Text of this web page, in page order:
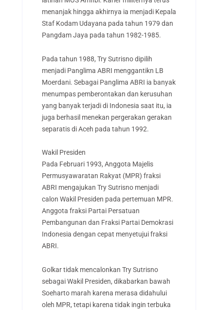
menanjak hingga akhirnya ia menjadi Kepala
Staf Kodam Udayana pada tahun 1979 dan
Pangdam Jaya pada tahun 1982-1985.
Pada tahun 1988, Try Sutrisno dipilih
menjadi Panglima ABRI menggantikn LB
Moerdani. Sebagai Panglima ABRI ia banyak
menumpas pemberontakan dan kerusuhan
yang banyak terjadi di Indonesia saat itu, ia
juga berhasil menekan pergerakan gerakan
separatis di Aceh pada tahun 1992.
Wakil Presiden
Pada Februari 1993, Anggota Majelis
Permusyawaratan Rakyat (MPR) fraksi
ABRI mengajukan Try Sutrisno menjadi
calon Wakil Presiden pada pertemuan MPR.
Anggota fraksi Partai Persatuan
Pembangunan dan Fraksi Partai Demokrasi
Indonesia dengan cepat menyetujui fraksi
ABRI.
Golkar tidak mencalonkan Try Sutrisno
sebagai Wakil Presiden, dikabarkan bawah
Soeharto marah karena merasa didahului
oleh MPR, tetapi karena tidak ingin terbuka